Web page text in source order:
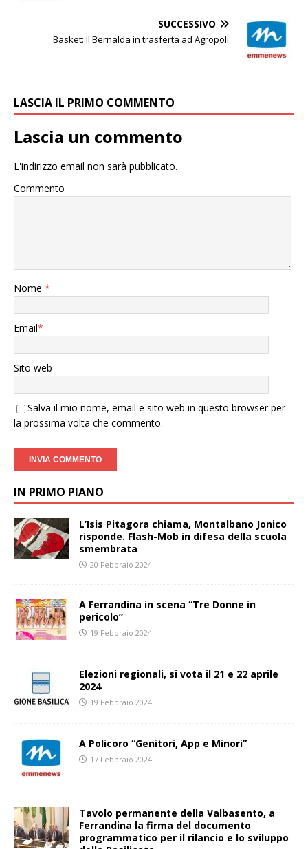
SUCCESSIVO
Basket: Il Bernalda in trasferta ad Agropoli
LASCIA IL PRIMO COMMENTO
Lascia un commento
L'indirizzo email non sarà pubblicato.
Commento
Nome *
Email*
Sito web
Salva il mio nome, email e sito web in questo browser per
la prossima volta che commento.
IN PRIMO PIANO
L’Isis Pitagora chiama, Montalbano Jonico
risponde. Flash-Mob in difesa della scuola
smembrata
20 Febbraio 2024
A Ferrandina in scena “Tre Donne in
pericolo”
19 Febbraio 2024
Elezioni regionali, si vota il 21 e 22 aprile
2024
19 Febbraio 2024
A Policoro “Genitori, App e Minori”
17 Febbraio 2024
Tavolo permanente della Valbasento, a
Ferrandina la firma del documento
programmatico per il rilancio e lo sviluppo